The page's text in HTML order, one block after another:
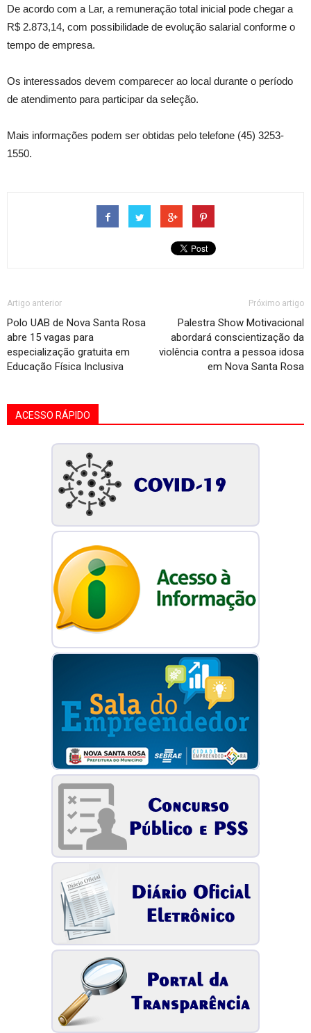
De acordo com a Lar, a remuneração total inicial pode chegar a
R$ 2.873,14, com possibilidade de evolução salarial conforme o
tempo de empresa.
Os interessados devem comparecer ao local durante o período
de atendimento para participar da seleção.
Mais informações podem ser obtidas pelo telefone (45) 3253-
1550.
Artigo anterior
Polo UAB de Nova Santa Rosa
abre 15 vagas para
especialização gratuita em
Educação Física Inclusiva
Próximo artigo
Palestra Show Motivacional
abordará conscientização da
violência contra a pessoa idosa
em Nova Santa Rosa
ACESSO RÁPIDO